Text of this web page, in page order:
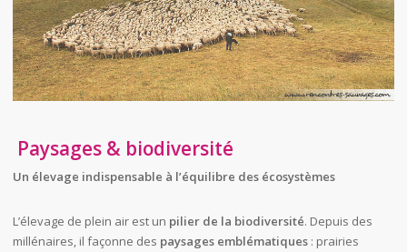
Paysages & biodiversité
Un élevage indispensable à l’équilibre des écosystèmes
L’élevage de plein air est un pilier de la biodiversité. Depuis des
millénaires, il façonne des paysages emblématiques: prairies